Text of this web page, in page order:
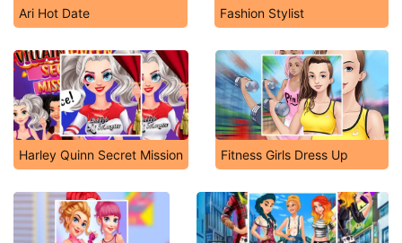
Ari Hot Date Fashion Stylist
Harley Quinn Secret Mission Fitness Girls Dress Up